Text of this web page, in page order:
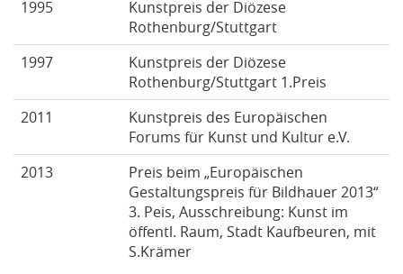
1995
Kunstpreis der Diözese
Rothenburg/Stuttgart
1997
Kunstpreis der Diözese
Rothenburg/Stuttgart 1.Preis
2011
Kunstpreis des Europäischen
Forums für Kunst und Kultur e.V.
2013
Preis beim „Europäischen
Gestaltungspreis für Bildhauer 2013“
3. Peis, Ausschreibung: Kunst im
öffentl. Raum, Stadt Kaufbeuren, mit
S.Krämer